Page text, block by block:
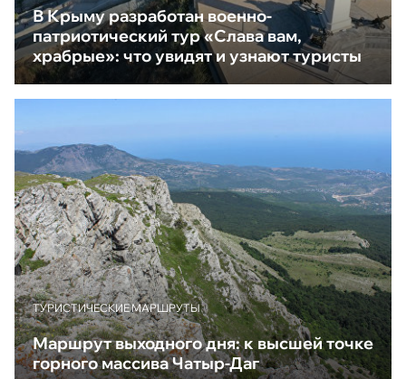
В Крыму разработан военно-
патриотический тур «Слава вам,
храбрые»: что увидят и узнают туристы
ТУРИСТИЧЕСКИЕ МАРШРУТЫ
Маршрут выходного дня: к высшей точке
горного массива Чатыр-Даг